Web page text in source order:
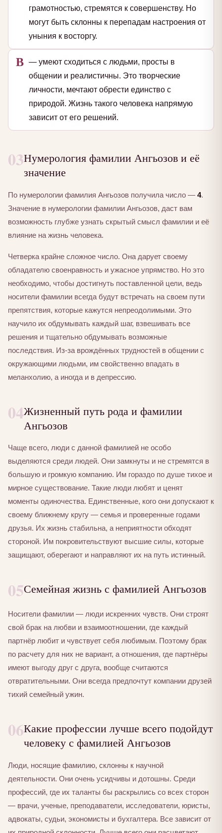
грамотностью, стремятся к совершенству. Но
могут быть склонны к перепадам настроения от
уныния к восторгу.
В — умеют сходиться с людьми, просты в
общении и реалистичны. Это творческие
личности, мечтают обрести единство с
природой. Жизнь такого человека напрямую
зависит от его решений.
03Нумерология фамилии Ангьозов и её
значение
По нумерологии фамилия Ангьозов получила число — 4.
Значение в нумерологии фамилии Ангьозов, даст вам
возможность глубже узнать скрытый смысл фамилии и её
влияние на жизнь человека.
Четверка крайне сложное число. Она дарует своему
обладателю своенравность и ужасное упрямство. Но это
необходимо, чтобы достигнуть поставленной цели, ведь
носители фамилии всегда будут встречать на своем пути
препятствия, которые кажутся непреодолимыми. Это
научило их обдумывать каждый шаг, взвешивать все
решения и тщательно обдумывать возможные
последствия. Из-за врождённых трудностей в общении с
окружающими людьми, им свойственно впадать в
меланхолию, а иногда и в депрессию.
04Жизненный путь рода и фамилии
Ангьозов
Чаще всего, люди с данной фамилией не особо
выделяются среди людей. Они замкнуты и не стремятся в
большую и громкую компанию. Им гораздо по душе тихое и
мирное существование. Такие люди любят и ценят
моменты одиночества. Единственные, кого они допускают к
своему ближнему кругу — семья и проверенные годами
друзья. Их жизнь стабильна, а неприятности обходят
стороной. Им покровительствуют высшие силы, которые
защищают, оберегают и направляют их на путь истинный.
05Семейная жизнь с фамилией Ангьозов
Носители фамилии — люди искренних чувств. Они строят
свой брак на любви и взаимоотношении, где каждый
партнёр любит и чувствует себя любимым. Поэтому брак
по расчету для них не вариант, а отношения, где партнёры
имеют выгоду друг с друга, вообще считаются
отвратительными. Они всегда предпочтут компании друзей
тихий семейный ужин.
06Какие профессии лучше всего подойдут
человеку с фамилией Ангьозов
Люди, носящие фамилию, склонны к научной
деятельности. Они очень усидчивы и дотошны. Среди
профессий, где их таланты бы раскрылись со всех сторон
— врачи, ученые, преподаватели, исследователи, юристы,
адвокаты, судьи, экономисты и бухгалтера. Все зависит от